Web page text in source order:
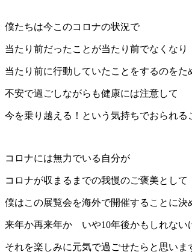
僕たちは今このコロナの状況で
当たり前だったことが当たり前でなくなり
当たり前に行動していたことをするのをた
不安で過ごしながらも健康には注意して
今を乗り越える！という気持ちでおられる
コロナには無力でいる自分が
コロナが収まるまでの我慢のご褒美として
僕はこの展覧会を海外で開催することに決
来年か再来年か いや10年後かもしれない
それを楽しみに元気で過ごせたらと思いま